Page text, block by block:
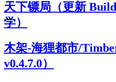
天下镖局（更新
学）
木架-海狸都市/
v0.4.7.0）